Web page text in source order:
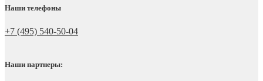
Наши телефоны
+7 (495) 540-50-04
Наши партнеры: